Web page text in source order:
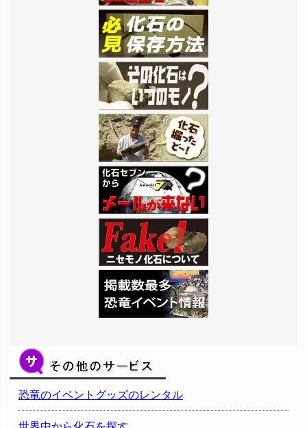
恐竜のイベントグッズのレンタル